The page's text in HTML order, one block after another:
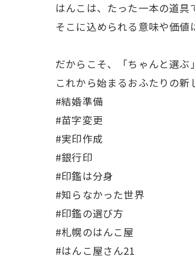
はんこは、たった一本の道具
そこに込められる意味や価値
だからこそ、「ちゃんと選ぶ
これから始まるおふたりの新
#結婚準備
#苗字変更
#実印作成
#銀行印
#印鑑は分身
#知らなかった世界
#印鑑の選び方
#札幌のはんこ屋
#はんこ屋さん21